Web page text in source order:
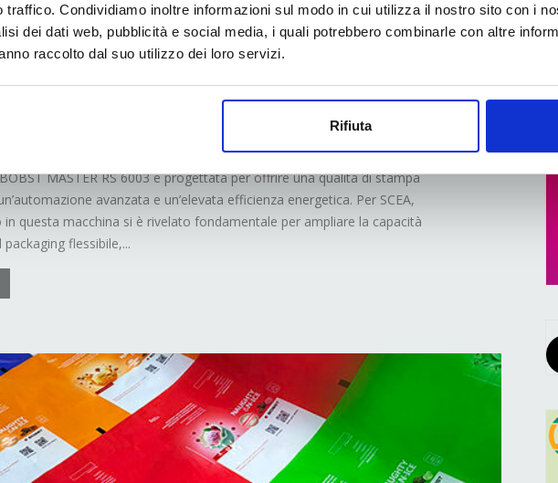
traffico. Condividiamo inoltre informazioni sul modo in cui utilizza il nostro sito con i
dei dati web, pubblicità e social media, i quali potrebbero combinarle con altre
raccolto dal suo utilizzo dei loro servizi.
Rifiuta
aumenta prestazioni e
con la nuova rotocalco
MASTER RS 6003
MASTER RS 6003 è progettata per offrire una qualità di stampa
avanzata e un’elevata efficienza energetica. Per SCEA,
in questa macchina si è rivelato fondamentale per ampliare la capacità
flessibile,...